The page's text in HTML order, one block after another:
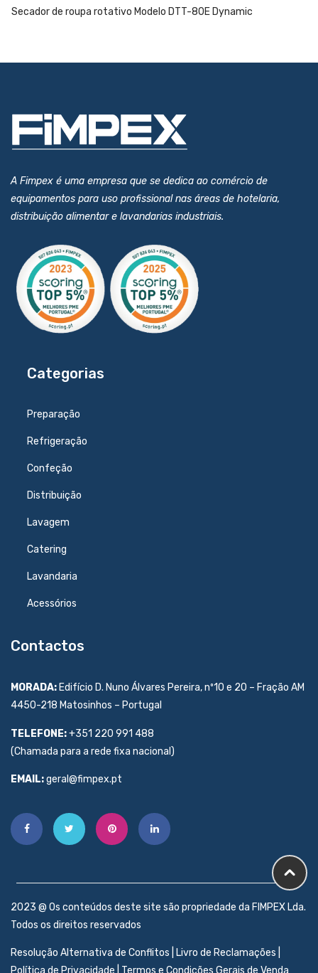
Secador de roupa rotativo Modelo DTT-80E Dynamic
A Fimpex é uma empresa que se dedica ao comércio de
equipamentos para uso profissional nas áreas de hotelaria,
distribuição alimentar e lavandarias industriais.
Categorias
Preparação
Refrigeração
Confeção
Distribuição
Lavagem
Catering
Lavandaria
Acessórios
Contactos
MORADA: Edifício D. Nuno Álvares Pereira, nº10 e 20 – Fração AM
4450-218 Matosinhos – Portugal
TELEFONE:+351 220 991 488
(Chamada para a rede fixa nacional)
EMAIL:geral@fimpex.pt
2023 @ Os conteúdos deste site são propriedade da FIMPEX Lda.
Todos os direitos reservados
Resolução Alternativa de Conflitos Livro de Reclamações